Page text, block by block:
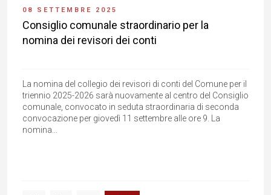
08 SETTEMBRE 2025
Consiglio comunale straordinario per la
nomina dei revisori dei conti
La nomina del collegio dei revisori di conti del Comune per il
triennio 2025-2026 sarà nuovamente al centro del Consiglio
comunale, convocato in seduta straordinaria di seconda
convocazione per giovedì 11 settembre alle ore 9. La
nomina...